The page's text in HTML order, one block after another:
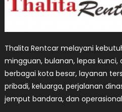
Thalita Rentcar melayani
mingguan, bulanan, lepas
berbagai kota besar, layanan
pribadi, keluarga, perjalanan
jemput bandara, dan